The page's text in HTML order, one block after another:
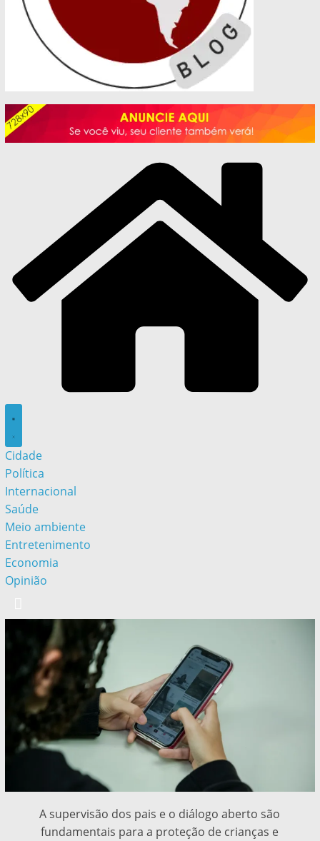
Cidade
Política
Internacional
Saúde
Meio ambiente
Entretenimento
Economia
Opinião
A supervisão dos pais e o diálogo aberto são
fundamentais para a proteção de crianças e